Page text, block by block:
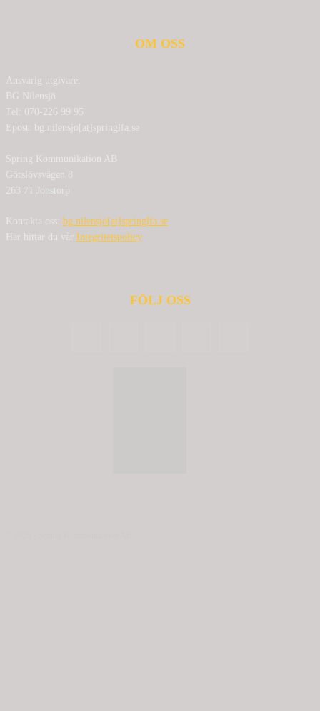
OM OSS
Ansvarig utgivare:
BG Nilensjö
Tel: 070-226 99 95
Epost: bg.nilensjo[at]springlfa.se
Spring Kommunikation AB
Görslövsvägen 8
263 71 Jonstorp
Kontakta oss: bg.nilensjo[at]springlfa.se
Här hittar du vår Integritetspolicy
FÖLJ OSS